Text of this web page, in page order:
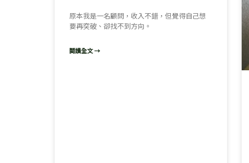
原本我是一名顧問，收入不錯，但覺得自己想
要再突破、卻找不到方向。
閱讀全文 →